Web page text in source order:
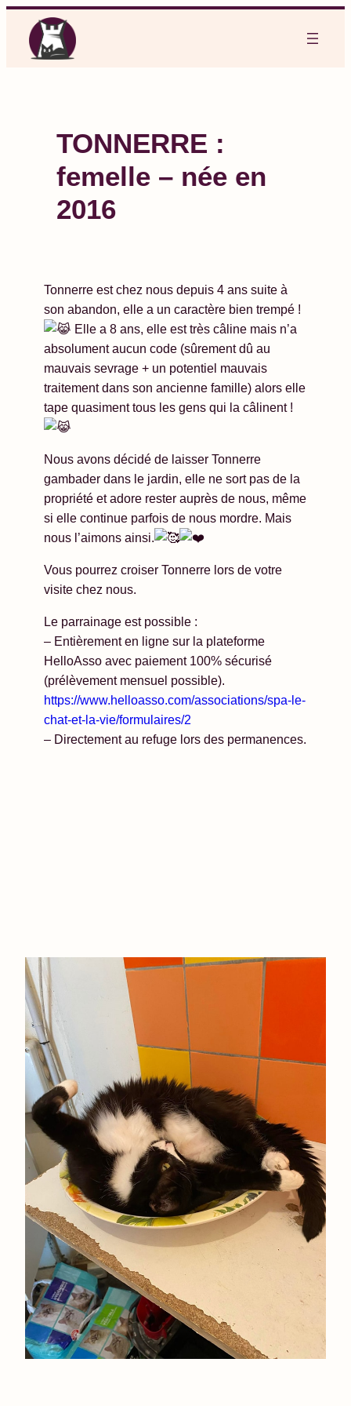
contenu
TONNERRE :
femelle – née en
2016
Tonnerre est chez nous depuis 4 ans suite à
son abandon, elle a un caractère bien trempé !
Elle a 8 ans, elle est très câline mais n’a
absolument aucun code (sûrement dû au
mauvais sevrage + un potentiel mauvais
traitement dans son ancienne famille) alors elle
tape quasiment tous les gens qui la câlinent !
Nous avons décidé de laisser Tonnerre
gambader dans le jardin, elle ne sort pas de la
propriété et adore rester auprès de nous, même
si elle continue parfois de nous mordre. Mais
nous l’aimons ainsi.
Vous pourrez croiser Tonnerre lors de votre
visite chez nous.
Le parrainage est possible :
– Entièrement en ligne sur la plateforme
HelloAsso avec paiement 100% sécurisé
(prélèvement mensuel possible).
https://www.helloasso.com/associations/spa-le-
chat-et-la-vie/formulaires/2
– Directement au refuge lors des permanences.